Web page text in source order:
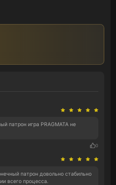
патрон игра PRAGMATA не
0
патрон довольно стабильно
всего процесса.